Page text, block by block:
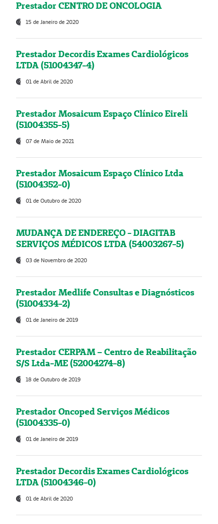
Prestador CENTRO DE ONCOLOGIA
15 de Janeiro de 2020
Prestador Decordis Exames Cardiológicos
LTDA (51004347-4)
01 de Abril de 2020
Prestador Mosaicum Espaço Clínico Eireli
(51004355-5)
07 de Maio de 2021
Prestador Mosaicum Espaço Clínico Ltda
(51004352-0)
01 de Outubro de 2020
MUDANÇA DE ENDEREÇO - DIAGITAB
SERVIÇOS MÉDICOS LTDA (54003267-5)
03 de Novembro de 2020
Prestador Medlife Consultas e Diagnósticos
(51004334-2)
01 de Janeiro de 2019
Prestador CERPAM – Centro de Reabilitação
S/S Ltda-ME (52004274-8)
18 de Outubro de 2019
Prestador Oncoped Serviços Médicos
(51004335-0)
01 de Janeiro de 2019
Prestador Decordis Exames Cardiológicos
LTDA (51004346-0)
01 de Abril de 2020